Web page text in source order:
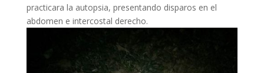
practicara la autopsia, presentando disparos en el
abdomen e intercostal derecho.